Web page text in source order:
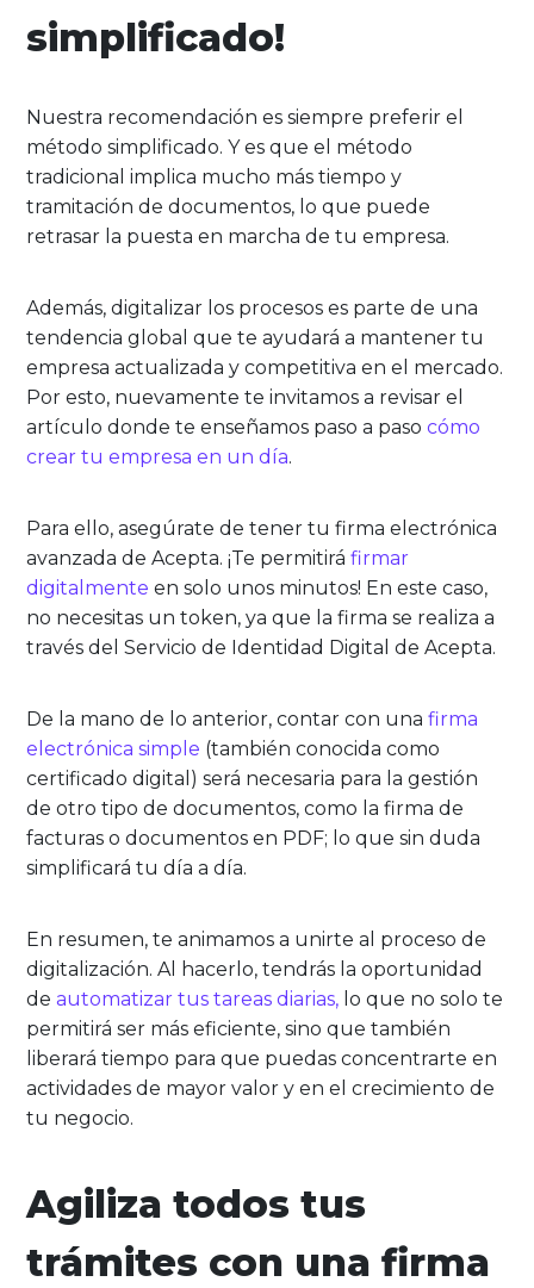
simplificado!
Nuestra recomendación es siempre preferir el
método simplificado. Y es que el método
tradicional implica mucho más tiempo y
tramitación de documentos, lo que puede
retrasar la puesta en marcha de tu empresa.
Además, digitalizar los procesos es parte de una
tendencia global que te ayudará a mantener tu
empresa actualizada y competitiva en el mercado.
Por esto, nuevamente te invitamos a revisar el
artículo donde te enseñamos paso a pasocómo
crear tu empresa en un día.
Para ello, asegúrate de tener tu firma electrónica
avanzada de Acepta. ¡Te permitiráfirmar
digitalmente en solo unos minutos! En este caso,
no necesitas un token, ya que la firma se realiza a
través del Servicio de Identidad Digital de Acepta.
De la mano de lo anterior, contar con unafirma
electrónica simple (también conocida como
certificado digital) será necesaria para la gestión
de otro tipo de documentos, como la firma de
facturas o documentos en PDF; lo que sin duda
simplificará tu día a día.
En resumen, te animamos a unirte al proceso de
digitalización. Al hacerlo, tendrás la oportunidad
deautomatizar tus tareas diarias, lo que no solo te
permitirá ser más eficiente, sino que también
liberará tiempo para que puedas concentrarte en
actividades de mayor valor y en el crecimiento de
tu negocio.
Agiliza todos tus
trámites con una firma